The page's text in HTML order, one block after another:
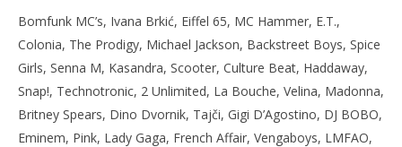
Bomfunk MC’s, Ivana Brkić, Eiffel 65, MC Hammer, E.T.,
Colonia, The Prodigy, Michael Jackson, Backstreet Boys, Spice
Girls, Senna M, Kasandra, Scooter, Culture Beat, Haddaway,
Snap!, Technotronic, 2 Unlimited, La Bouche, Velina, Madonna,
Britney Spears, Dino Dvornik, Tajči, Gigi D’Agostino, DJ BOBO,
Eminem, Pink, Lady Gaga, French Affair, Vengaboys, LMFAO,